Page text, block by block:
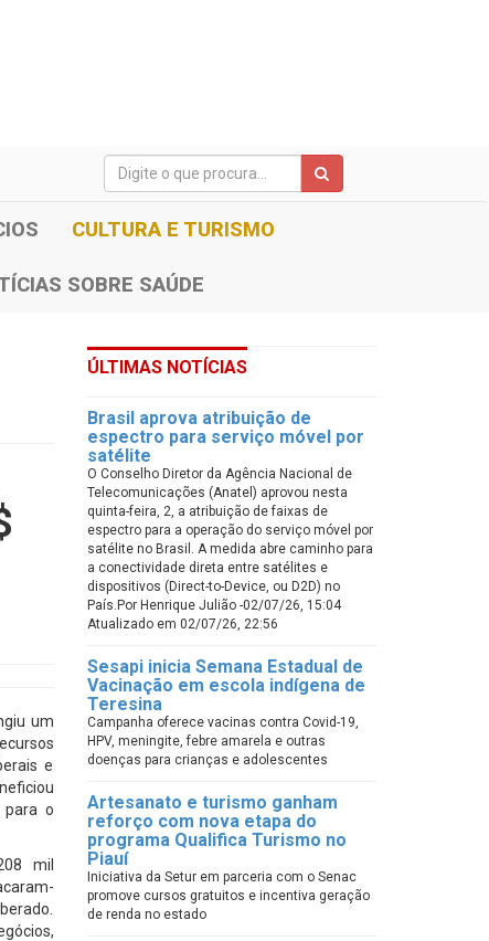
CULTURA E TURISMO
SOBRE SAÚDE
um
e
para o
mil
ÚLTIMAS NOTÍCIAS
Brasil aprova atribuição de
espectro para serviço móvel por
satélite
O Conselho Diretor da Agência Nacional de
Telecomunicações (Anatel) aprovou nesta
quinta-feira, 2, a atribuição de faixas de
espectro para a operação do serviço móvel por
satélite no Brasil. A medida abre caminho para
a conectividade direta entre satélites e
dispositivos (Direct-to-Device, ou D2D) no
País.Por Henrique Julião -02/07/26, 15:04
Atualizado em 02/07/26, 22:56
Sesapi inicia Semana Estadual de
Vacinação em escola indígena de
Teresina
Campanha oferece vacinas contra Covid-19,
HPV, meningite, febre amarela e outras
doenças para crianças e adolescentes
Artesanato e turismo ganham
reforço com nova etapa do
programa Qualifica Turismo no
Piauí
Iniciativa da Setur em parceria com o Senac
promove cursos gratuitos e incentiva geração
de renda no estado